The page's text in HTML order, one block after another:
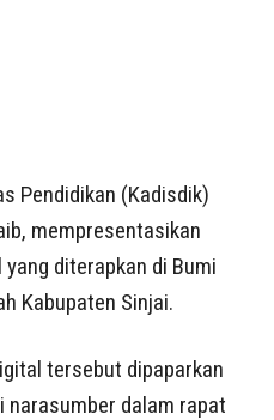
Pendidikan (Kadisdik)
mempresentasikan
diterapkan di Bumi
Kabupaten Sinjai.
tersebut dipaparkan
narasumber dalam rapat